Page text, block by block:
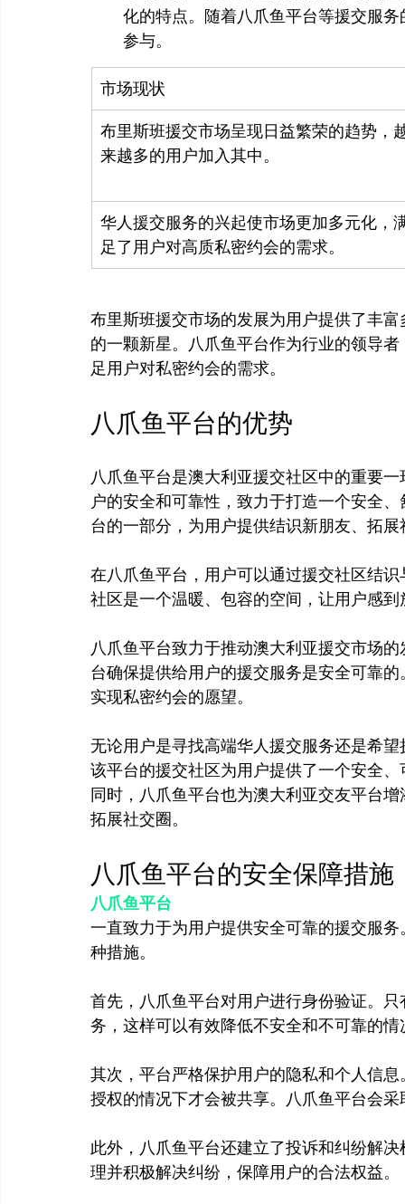
化的特点。随着八爪鱼平台等援交服
参与。
市场现状
布里斯班援交市场呈现日益繁荣的趋势，
来越多的用户加入其中。
华人援交服务的兴起使市场更加多元化，
足了用户对高质私密约会的需求。
布里斯班援交市场的发展为用户提供了丰
的一颗新星。八爪鱼平台作为行业的领导
八爪鱼平台的优势
八爪鱼平台是澳大利亚援交社区中的重要
户的安全和可靠性，致力于打造一个安全
台的一部分，为用户提供结识新朋友、拓
在八爪鱼平台，用户可以通过援交社区结
社区是一个温暖、包容的空间，让用户感
八爪鱼平台致力于推动澳大利亚援交市场
台确保提供给用户的援交服务是安全可靠
实现私密约会的愿望。
无论用户是寻找高端华人援交服务还是希
该平台的援交社区为用户提供了一个安全
同时，八爪鱼平台也为澳大利亚交友平台
八爪鱼平台的安全保障措施
八爪鱼平台
一直致力于为用户提供安全可靠的援交服
种措施。
首先，八爪鱼平台对用户进行身份验证。
务，这样可以有效降低不安全和不可靠的情
其次，平台严格保护用户的隐私和个人信
授权的情况下才会被共享。八爪鱼平台会
此外，八爪鱼平台还建立了投诉和纠纷解
理并积极解决纠纷，保障用户的合法权益。